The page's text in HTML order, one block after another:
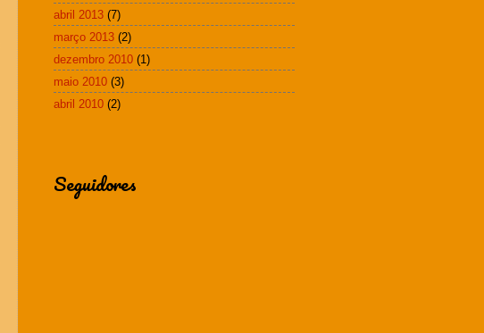
abril 2013 (7)
março 2013 (2)
dezembro 2010 (1)
maio 2010 (3)
abril 2010 (2)
Seguidores